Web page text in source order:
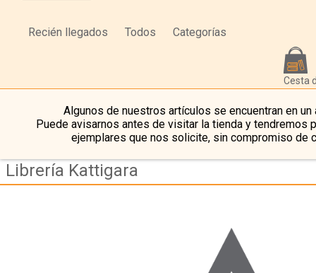
Recién llegados Todos Categorías
Cesta
Algunos de nuestros artículos se encuentran en un
Puede avisarnos antes de visitar la tienda y tendremos
ejemplares que nos solicite, sin compromiso de
Librería Kattigara